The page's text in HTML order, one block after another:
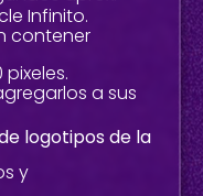
Infinito.
contener
a sus
logotipos de la
y